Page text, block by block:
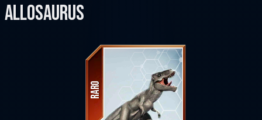
ALLOSAURUS
RARO